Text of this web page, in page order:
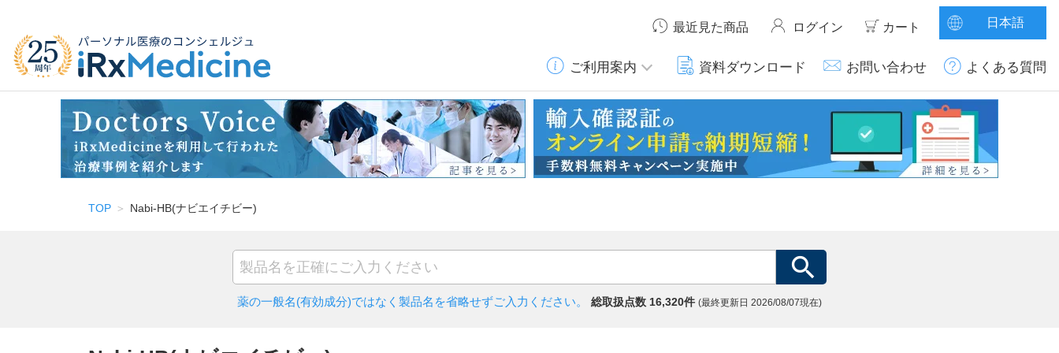
最近見た商品 ログイン カート 日本語
ご利用案内 資料ダウンロード お問い合わせ よくある質問
TOP Nabi-HB(ナビエイチビー)
薬の一般名(有効成分)ではなく 製品名を省略せずご入力ください。 総取扱点数 16,320件 (最終更新日 2026/08/07現在)